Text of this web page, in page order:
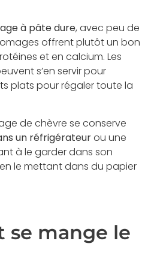
à pâte dure, avec peu de
offrent plutôt un bon
et en calcium. Les
s’en servir pour
plats pour régaler toute la
de chèvre se conserve
un réfrigérateurou une
à le garder dans son
le mettant dans du papier
se mange le